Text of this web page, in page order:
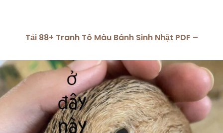
Tải 88+ Tranh Tô Màu Bánh Sinh Nhật PDF –